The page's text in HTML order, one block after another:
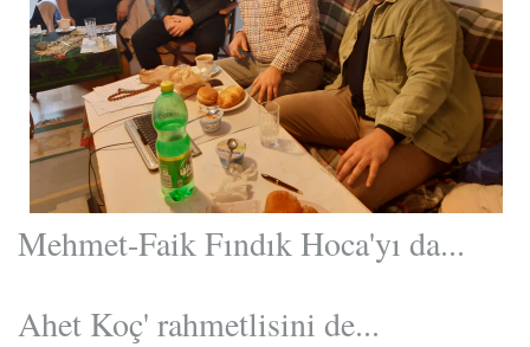
Mehmet-Faik Fındık Hoca'yı da...
Ahet Koç' rahmetlisini de...